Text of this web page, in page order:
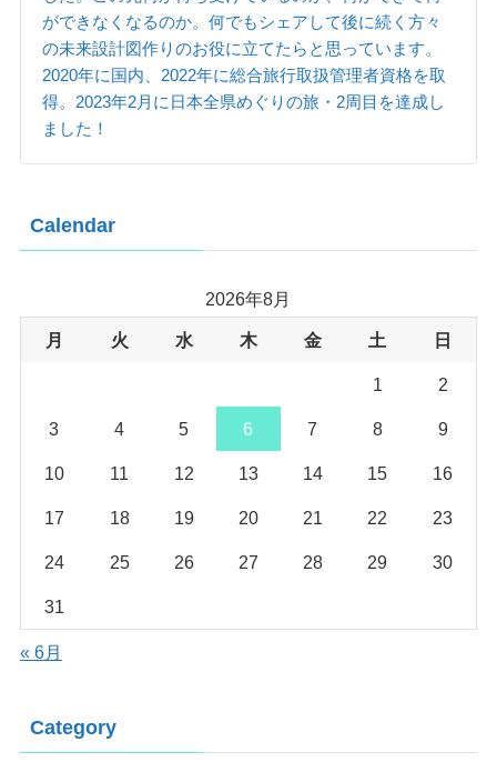
ができなくなるのか。何でもシェアして後に続く方々
の未来設計図作りのお役に立てたらと思っています。
2020年に国内、2022年に総合旅行取扱管理者資格を取
得。2023年2月に日本全県めぐりの旅・2周目を達成し
ました！
Calendar
2026年8月
月 火 水 木 金 土 日
1 2
3 4 5 6 7 8 9
10 11 12 13 14 15 16
17 18 19 20 21 22 23
24 25 26 27 28 29 30
31
« 6月
Category